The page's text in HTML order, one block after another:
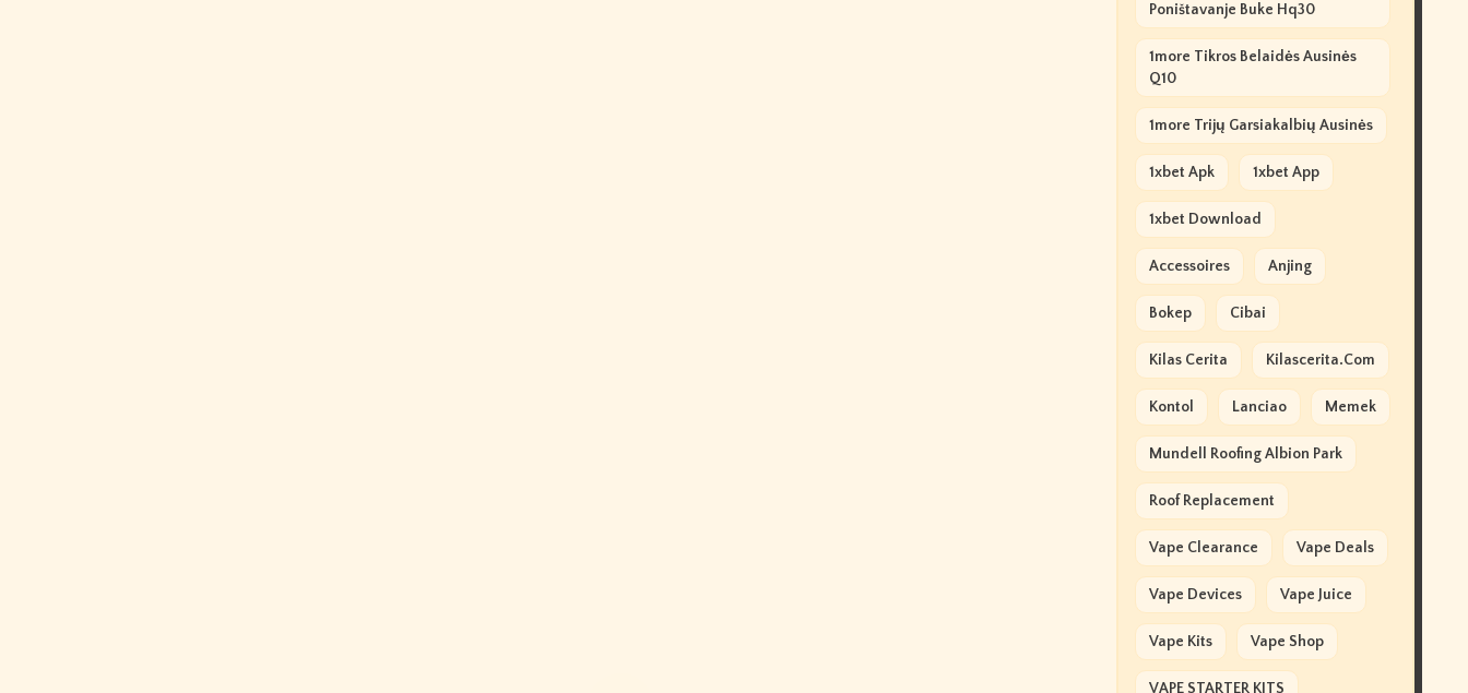
Poništavanje Buke Hq30
1more Tikros Belaidės Ausinės
Q10
1more Trijų Garsiakalbių Ausinės
1xbet Apk 1xbet App
1xbet Download
Accessoires Anjing
Bokep Cibai
Kilas Cerita Kilascerita.com
Kontol Lanciao Memek
Mundell Roofing Albion Park
Roof Replacement
Vape Clearance Vape Deals
Vape Devices Vape Juice
Vape Kits Vape Shop
VAPE STARTER KITS